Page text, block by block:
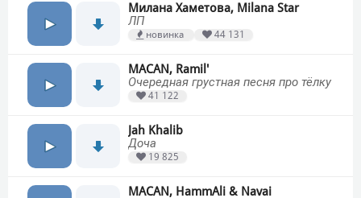
Милана Хаметова, Milana Star
ЛП
новинка 44 131
MACAN, Ramil'
Очередная грустная песня про тёлку
41 122
Jah Khalib
Доча
19 825
MACAN, HammAli & Navai